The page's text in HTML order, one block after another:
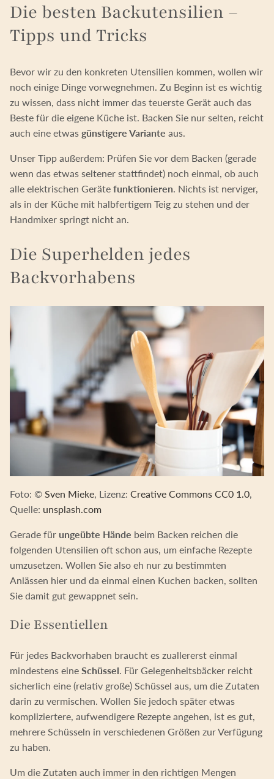
Die besten Backutensilien –
Tipps und Tricks
Bevor wir zu den konkreten Utensilien kommen, wollen wir
noch einige Dinge vorwegnehmen. Zu Beginn ist es wichtig
zu wissen, dass nicht immer das teuerste Gerät auch das
Beste für die eigene Küche ist. Backen Sie nur selten, reicht
auch eine etwas günstigere Variante aus.
Unser Tipp außerdem: Prüfen Sie vor dem Backen (gerade
wenn das etwas seltener stattfindet) noch einmal, ob auch
alle elektrischen Geräte funktionieren . Nichts ist nerviger,
als in der Küche mit halbfertigem Teig zu stehen und der
Handmixer springt nicht an.
Die Superhelden jedes
Backvorhabens
Foto: © Sven Mieke , Lizenz: Creative Commons CC0 1.0
Quelle: unsplash.com
Gerade für ungeübte Hände beim Backen reichen die
folgenden Utensilien oft schon aus, um einfache Rezepte
umzusetzen. Wollen Sie also eh nur zu bestimmten
Anlässen hier und da einmal einen Kuchen backen, sollten
Sie damit gut gewappnet sein.
Die Essentiellen
Für jedes Backvorhaben braucht es zuallererst einmal
mindestens eine Schüssel . Für Gelegenheitsbäcker reicht
sicherlich eine (relativ große) Schüssel aus, um die Zutaten
darin zu vermischen. Wollen Sie jedoch später etwas
kompliziertere, aufwendigere Rezepte angehen, ist es gut,
mehrere Schüsseln in verschiedenen Größen zur Verfügung
zu haben.
Um die Zutaten auch immer in den richtigen Mengen